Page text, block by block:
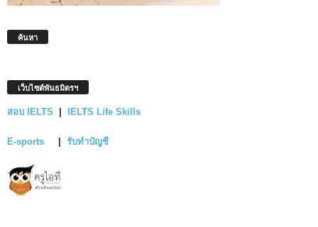
ค้นหา
เว็บไซต์พันธมิตรฯ
สอบ IELTS IELTS Life Skills
E-sports รับทำบัญชี